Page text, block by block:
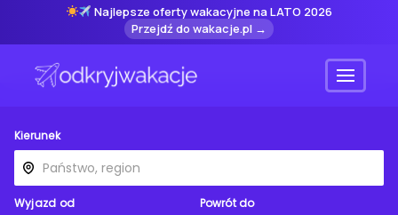
Najlepsze oferty wakacyjne na LATO 2026
Przejdź do wakacje.pl →
Menu
Kierunek
Wyjazd od Powrót do